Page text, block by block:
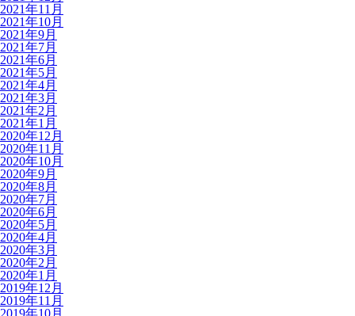
2021年11月
2021年10月
2021年9月
2021年7月
2021年6月
2021年5月
2021年4月
2021年3月
2021年2月
2021年1月
2020年12月
2020年11月
2020年10月
2020年9月
2020年8月
2020年7月
2020年6月
2020年5月
2020年4月
2020年3月
2020年2月
2020年1月
2019年12月
2019年11月
2019年10月